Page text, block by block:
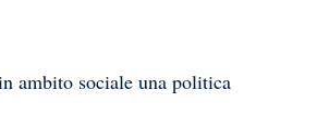
ambito sociale una politica